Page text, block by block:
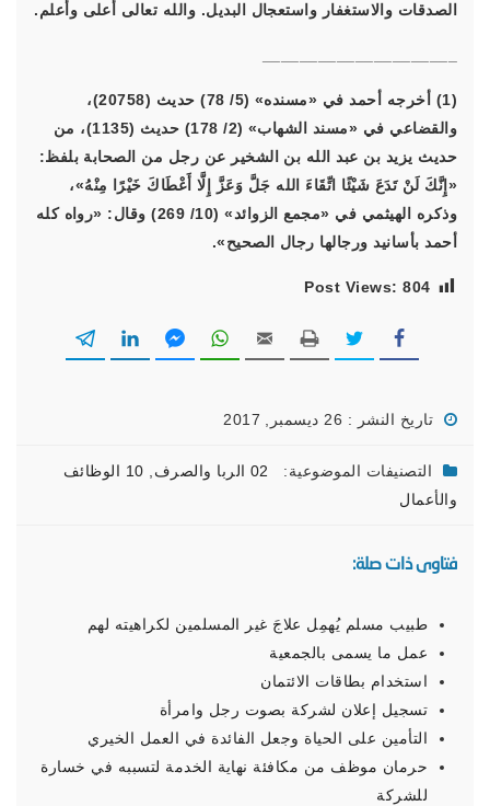
الصدقات والاستغفار واستعجال البديل. والله تعالى أعلى وأعلم.
(1) أخرجه أحمد في «مسنده» (5/ 78) حديث (20758)،
والقضاعي في «مسند الشهاب» (2/ 178) حديث (1135)، من
حديث يزيد بن عبد الله بن الشخير عن رجل من الصحابة بلفظ:
«إِنَّكَ لَنْ تَدَعَ شَيْئًا اتِّقَاءَ الله جَلَّ وَعَزَّ إِلَّا أَعْطَاكَ خَيْرًا مِنْهُ»،
وذكره الهيثمي في «مجمع الزوائد» (10/ 269) وقال: «رواه كله
أحمد بأسانيد ورجالها رجال الصحيح».
Post Views: 804
تاريخ النشر : 26 ديسمبر, 2017
التصنيفات الموضوعية: 02 الربا والصرف
10 الوظائف
والأعمال
فتاوى ذات صلة:
طبيب مسلم يُهمِل علاجَ غير المسلمين لكراهيته لهم
عمل ما يسمى بالجمعية
استخدام بطاقات الائتمان
تسجيل إعلان لشركة بصوت رجل وامرأة
التأمين على الحياة وجعل الفائدة في العمل الخيري
حرمان موظف من مكافئة نهاية الخدمة لتسببه في خسارة
للشركة